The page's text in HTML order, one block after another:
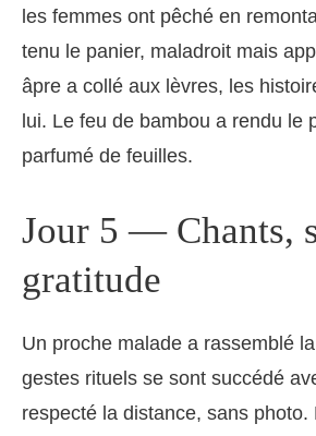
les femmes ont pêché en
tenu le panier, maladroit mais
âpre a collé aux lèvres, les
lui. Le feu de bambou a rendu le
parfumé de feuilles.
Jour 5 — Chants,
gratitude
Un proche malade a rassemblé
gestes rituels se sont succédé
respecté la distance, sans photo.